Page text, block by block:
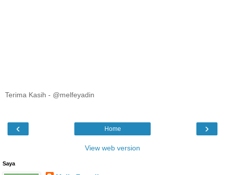
Terima Kasih - @melfeyadin
‹ ›
Home
View web version
Saya